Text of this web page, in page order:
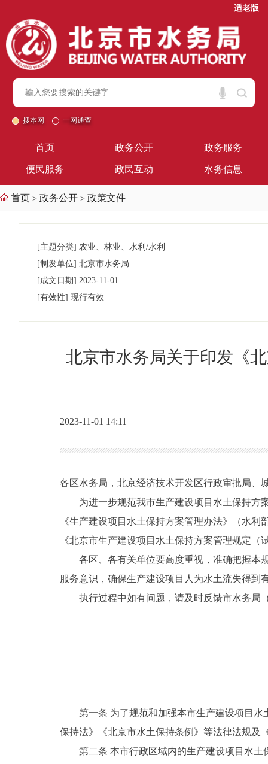
适老版
搜本网 一网通查
首页 政务公开 政务服务
便民服务 政民互动 水务信息
首页 > 政务公开 > 政策文件
[主题分类] 农业、林业、水利/水利
[制发单位] 北京市水务局
[成文日期] 2023-11-01
[有效性] 现行有效
北京市水务局关于印发《
2023-11-01 14:11
各区水务局，北京经济技术开发区行政审批局、
为进一步规范我市生产建设项目水土保持方
《生产建设项目水土保持方案管理办法》（水
《北京市生产建设项目水土保持方案管理规定
各区、各有关单位要高度重视，准确把握本
服务意识，确保生产建设项目人为水土流失得到
执行过程中如有问题，请及时反馈市水务局（
第一条 为了规范和加强本市生产建设项目
保持法》《北京市水土保持条例》等法律法规及
第二条 本市行政区域内的生产建设项目水